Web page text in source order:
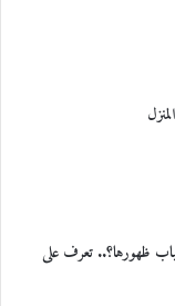
ظهورها؟.. تعرف على